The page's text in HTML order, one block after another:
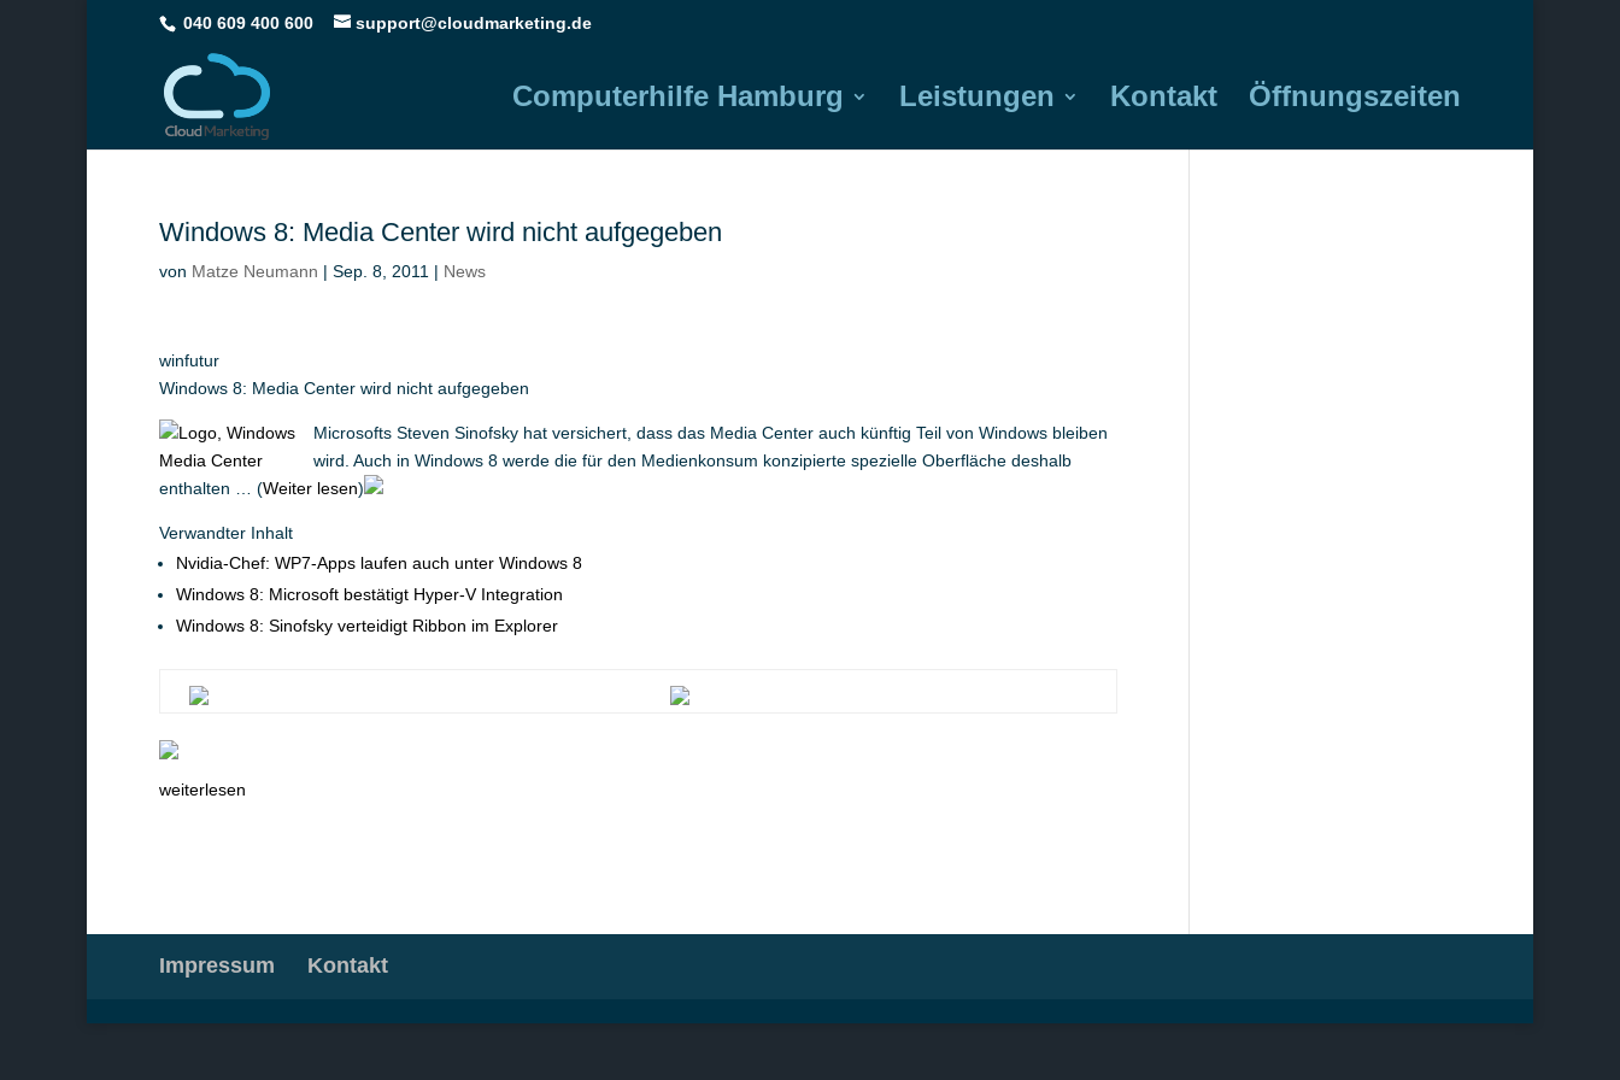
040 609 400 600 support@cloudmarketing.de
Computerhilfe Hamburg Leistungen Kontakt Öffnungszeiten
Windows 8: Media Center wird nicht aufgegeben
von Matze Neumann | Sep. 8, 2011 | News
winfutur
Windows 8: Media Center wird nicht aufgegeben
Microsofts Steven Sinofsky hat versichert, dass das Media Center auch künftig Teil von Windows bleiben
wird. Auch in Windows 8 werde die für den Medienkonsum konzipierte spezielle Oberfläche deshalb
enthalten … (Weiter lesen)
Verwandter Inhalt
Nvidia-Chef: WP7-Apps laufen auch unter Windows 8
Windows 8: Microsoft bestätigt Hyper-V Integration
Windows 8: Sinofsky verteidigt Ribbon im Explorer
weiterlesen
Impressum Kontakt